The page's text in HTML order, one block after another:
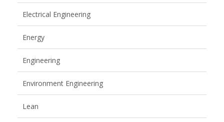
Electrical Engineering
Energy
Engineering
Environment Engineering
Lean